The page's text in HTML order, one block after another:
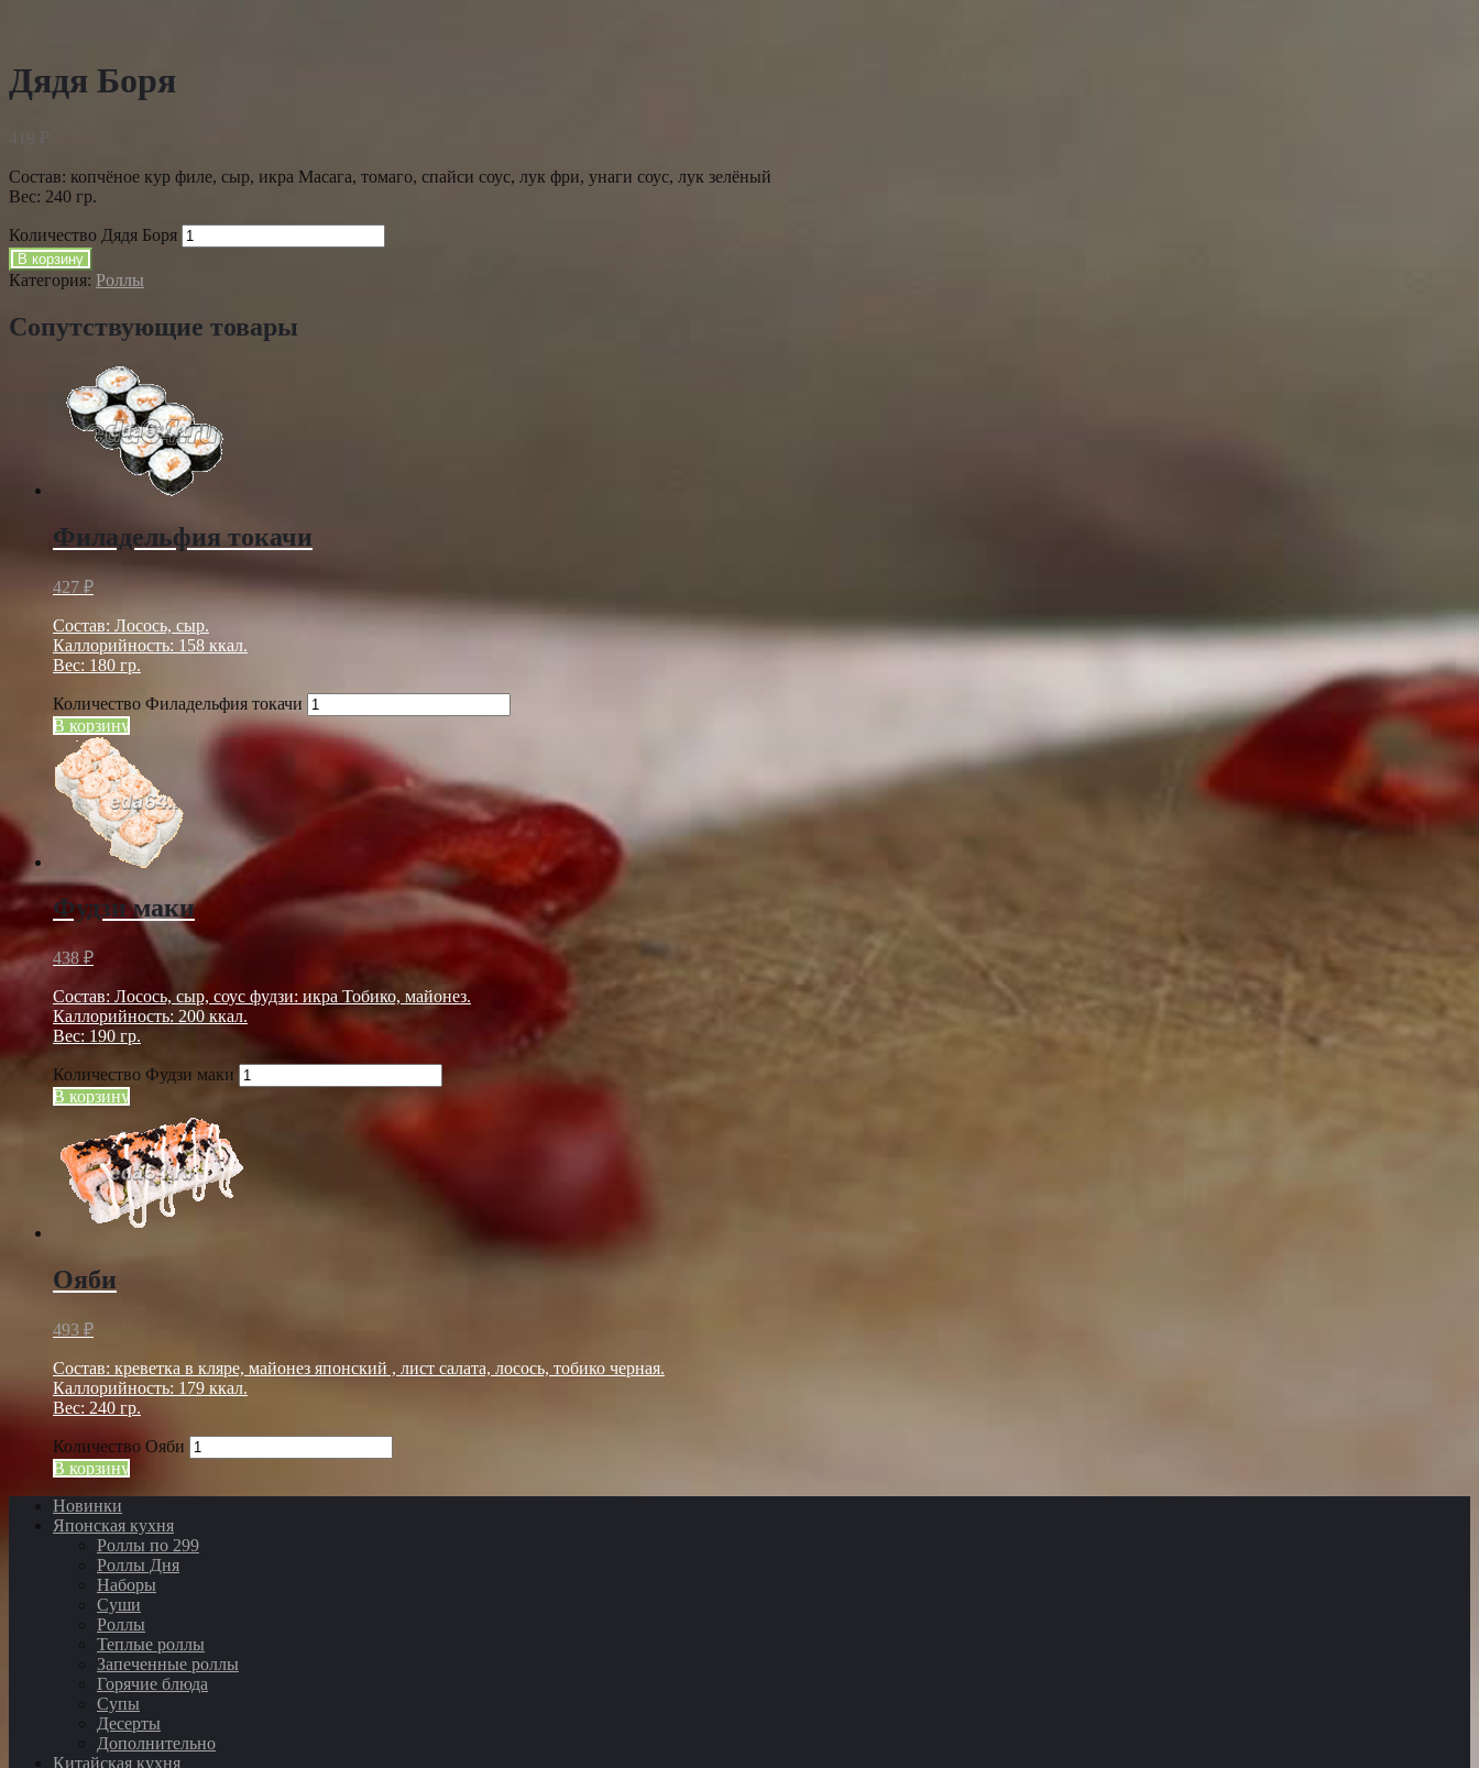
Дядя Боря
419 ₽
Состав: копчёное кур филе, сыр, икра Масага, томаго, спайси соус, лук фри, унаги соус, лук зелёный
Вес: 240 гр.
Количество Дядя Боря
В корзину
Категория: Роллы
Сопутствующие товары
Филадельфия токачи
427 ₽
Состав: Лосось, сыр.
Каллорийность: 158 ккал.
Вес: 180 гр.
Количество Филадельфия токачи
В корзину
Фудзи маки
438 ₽
Состав: Лосось, сыр, соус фудзи: икра Тобико, майонез.
Каллорийность: 200 ккал.
Вес: 190 гр.
Количество Фудзи маки
В корзину
Ояби
493 ₽
Cостав: креветка в кляре, майонез японский , лист салата, лосось, тобико черная.
Каллорийность: 179 ккал.
Вес: 240 гр.
Количество Ояби
В корзину
Новинки
Японская кухня
Роллы по 299
Роллы Дня
Наборы
Суши
Роллы
Теплые роллы
Запеченные роллы
Горячие блюда
Супы
Десерты
Дополнительно
Китайская кухня